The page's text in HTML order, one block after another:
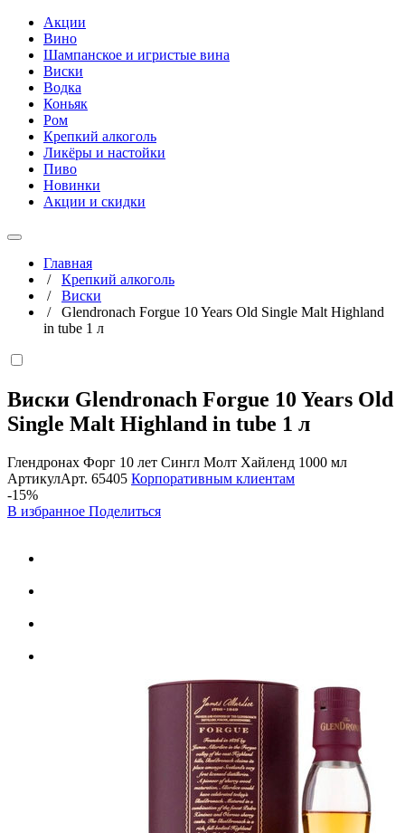
Акции
Вино
Шампанское и игристые вина
Виски
Водка
Коньяк
Ром
Крепкий алкоголь
Ликёры и настойки
Пиво
Новинки
Акции и скидки
Главная
/ Крепкий алкоголь
/ Виски
/ Glendronach Forgue 10 Years Old Single Malt Highland
in tube 1 л
Виски Glendronach Forgue 10 Years Old
Single Malt Highland in tube 1 л
Глендронах Форг 10 лет Сингл Молт Хайленд 1000 мл
АртикулАрт. 65405 Корпоративным клиентам
-15%
В избранное Поделиться